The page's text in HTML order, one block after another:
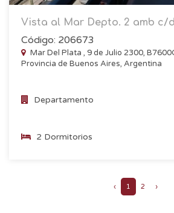
Vista al Mar Depto. 2 amb c/
Código: 206673
Mar Del Plata , 9 de Julio 2300,
Provincia de Buenos Aires, Argentina
Departamento
2 Dormitorios
‹ 1 2 ›